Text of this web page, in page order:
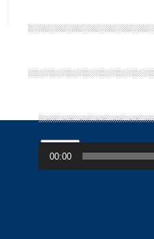
00:00